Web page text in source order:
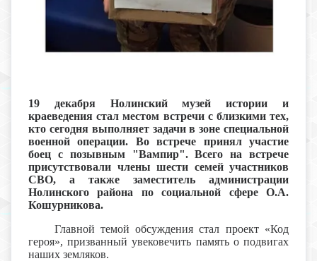
19 декабря Нолинский музей истории и
краеведения стал местом встречи с близкими тех,
кто сегодня выполняет задачи в зоне специальной
военной операции. Во встрече принял участие
боец с позывным "Вампир". Всего на встрече
присутствовали члены шести семей участников
СВО, а также заместитель администрации
Нолинского района по социальной сфере О.А.
Кошурникова.
Главной темой обсуждения стал проект «Код
героя», призванный увековечить память о подвигах
наших земляков.